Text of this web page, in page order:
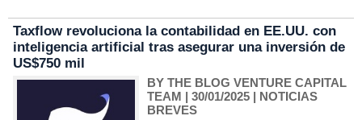
Taxflow revoluciona la contabilidad en EE.UU. con
inteligencia artificial tras asegurar una inversión de
US$750 mil
BY THE BLOG VENTURE CAPITAL
TEAM | 30/01/2025 | NOTICIAS
BREVES